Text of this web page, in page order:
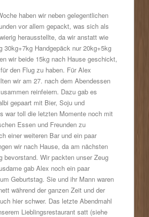
haben wir neben gelegentlichen
vor allem gepackt, was sich als
herausstellte, da wir anstatt wie
30kg+7kg Handgepäck nur 20kg+5kg
wir beide 15kg nach Hause geschickt,
den Flug zu haben. Für Alex
wir am 27. nach dem Abendessen
reinfeiern. Dazu gab es
gepaart mit Bier, Soju und
war toll die letzten Momente noch mit
Essen und Freunden zu
einer weiteren Bar und ein paar
wir nach Hause, da am nächsten
bevorstand. Wir packten unser Zeug
gab Alex noch ein paar
Geburtstag. Sie und ihr Mann waren
während der ganzen Zeit und der
hier schwer. Das letzte Abendmahl
Lieblingsrestaurant satt (siehe